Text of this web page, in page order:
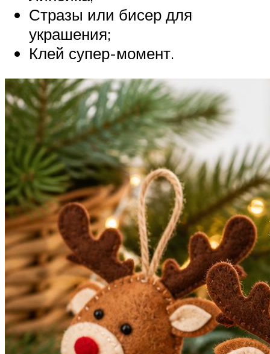
Стразы или бисер для
украшения;
Клей супер-момент.